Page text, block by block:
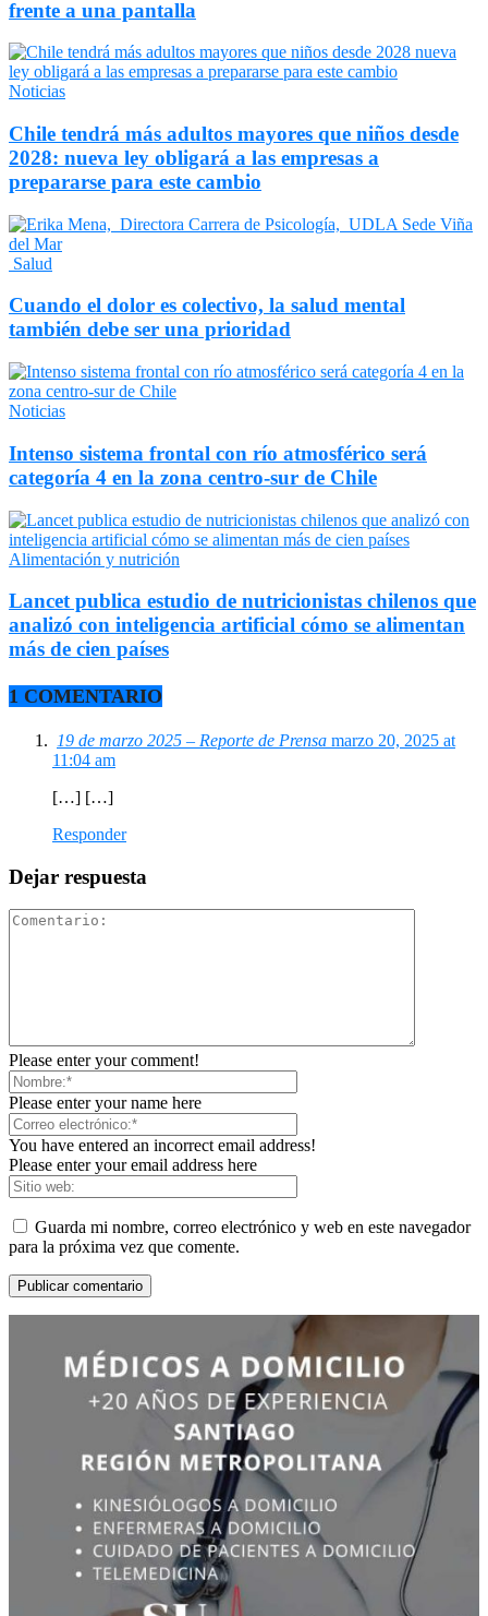
frente a una pantalla
Noticias
Chile tendrá más adultos mayores que niños desde
2028: nueva ley obligará a las empresas a
prepararse para este cambio
Salud
Cuando el dolor es colectivo, la salud mental
también debe ser una prioridad
Noticias
Intenso sistema frontal con río atmosférico será
categoría 4 en la zona centro-sur de Chile
Alimentación y nutrición
Lancet publica estudio de nutricionistas chilenos que
analizó con inteligencia artificial cómo se alimentan
más de cien países
1 COMENTARIO
19 de marzo 2025 – Reporte de Prensa marzo 20, 2025 at
11:04 am
[…] […]
Responder
Dejar respuesta
Please enter your comment!
Please enter your name here
You have entered an incorrect email address!
Please enter your email address here
Guarda mi nombre, correo electrónico y web en este navegador
para la próxima vez que comente.